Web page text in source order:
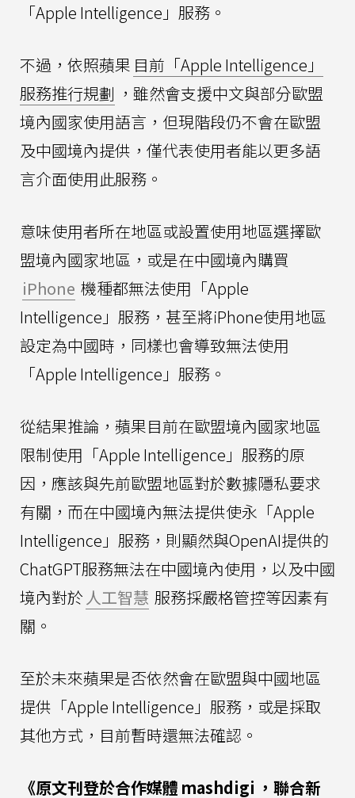
「Apple Intelligence」服務。
不過，依照蘋果 目前「Apple Intelligence」
服務推行規劃 ，雖然會支援中文與部分歐盟
境內國家使用語言，但現階段仍不會在歐盟
及中國境內提供，僅代表使用者能以更多語
言介面使用此服務。
意味使用者所在地區或設置使用地區選擇歐
盟境內國家地區，或是在中國境內購買
iPhone 機種都無法使用「Apple
Intelligence」服務，甚至將iPhone使用地區
設定為中國時，同樣也會導致無法使用
「Apple Intelligence」服務。
從結果推論，蘋果目前在歐盟境內國家地區
限制使用「Apple Intelligence」服務的原
因，應該與先前歐盟地區對於數據隱私要求
有關，而在中國境內無法提供使永「Apple
Intelligence」服務，則顯然與OpenAI提供的
ChatGPT服務無法在中國境內使用，以及中國
境內對於 人工智慧 服務採嚴格管控等因素有
關。
至於未來蘋果是否依然會在歐盟與中國地區
提供「Apple Intelligence」服務，或是採取
其他方式，目前暫時還無法確認。
《原文刊登於合作媒體 mashdigi ，聯合新